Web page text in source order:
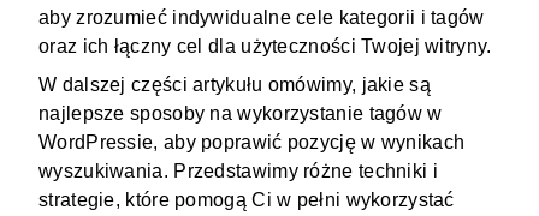
aby zrozumieć indywidualne cele kategorii i tagów
oraz ich łączny cel dla użyteczności Twojej witryny.
W dalszej części artykułu omówimy, jakie są
najlepsze sposoby na wykorzystanie tagów w
WordPressie, aby poprawić pozycję w wynikach
wyszukiwania. Przedstawimy różne techniki i
strategie, które pomogą Ci w pełni wykorzystać